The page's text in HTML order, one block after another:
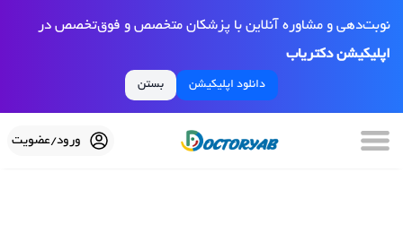
نوبت‌دهی و مشاوره آنلاین با پزشکان متخصص و فوق‌تخصص در
اپلیکیشن دکتریاب
دانلود اپلیکیشن بستن
ورود/عضویت